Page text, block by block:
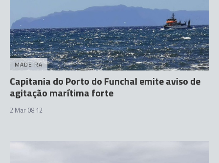
MADEIRA
Capitania do Porto do Funchal emite aviso de
agitação marítima forte
2 Mar 08:12